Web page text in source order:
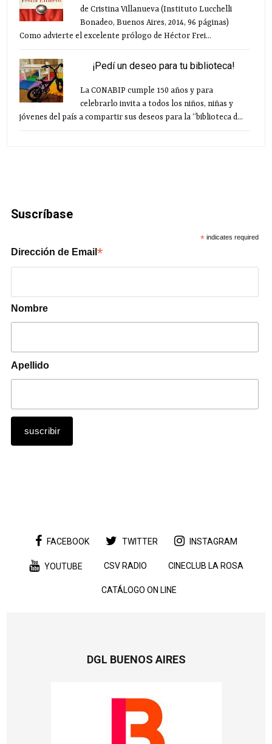
de Cristina Villanueva (Instituto Lucchelli
Bonadeo, Buenos Aires, 2014, 96 páginas)
Como advierte el excelente prólogo de Héctor Frei...
¡Pedí un deseo para tu biblioteca!
La CONABIP cumple 150 años y para
celebrarlo invita a todos los niños, niñas y
jóvenes del país a compartir sus deseos para la “biblioteca d...
Suscríbase
* indicates required
Dirección de Email*
Nombre
Apellido
FACEBOOK TWITTER INSTAGRAM
YOUTUBE CSV RADIO CINECLUB LA ROSA
CATÁLOGO ON LINE
DGL BUENOS AIRES